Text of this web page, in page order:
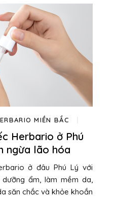
MIỀN BẮC
Herbario ở Phú
ngừa lão hóa
ở đâu Phú Lý với
ẩm, làm mềm da,
săn chắc và khỏe khoắn